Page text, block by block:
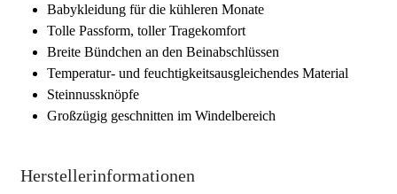
Babykleidung für die kühleren Monate
Tolle Passform, toller Tragekomfort
Breite Bündchen an den Beinabschlüssen
Temperatur- und feuchtigkeitsausgleichendes Material
Steinnussknöpfe
Großzügig geschnitten im Windelbereich
Herstellerinformationen